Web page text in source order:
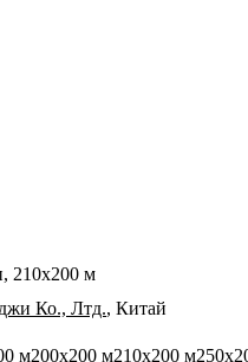
210х200 м
Ко., Лтд., Китай
м200х200 м210х200 м